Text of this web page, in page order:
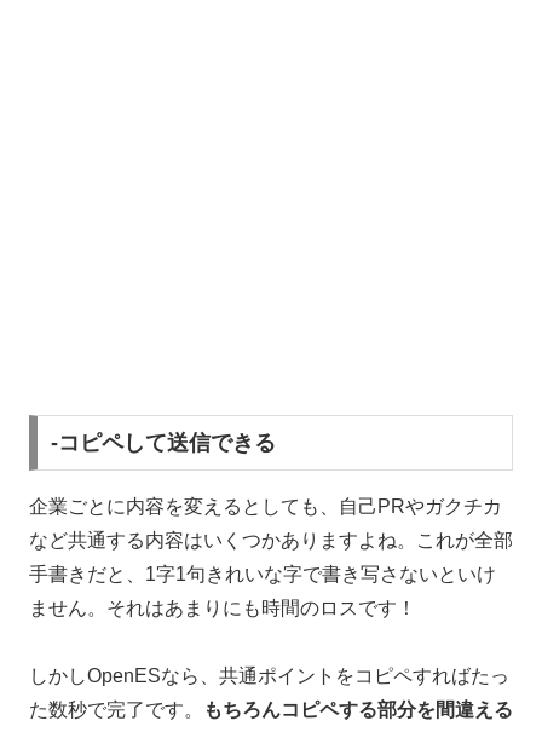
-コピペして送信できる
企業ごとに内容を変えるとしても、自己PRやガクチカ
など共通する内容はいくつかありますよね。これが全部
手書きだと、1字1句きれいな字で書き写さないといけ
ません。それはあまりにも時間のロスです！
しかしOpenESなら、共通ポイントをコピペすればたっ
た数秒で完了です。
もちろんコピペする部分を間違える